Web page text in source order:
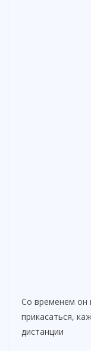
Со временем он
прикасаться,
дистанции